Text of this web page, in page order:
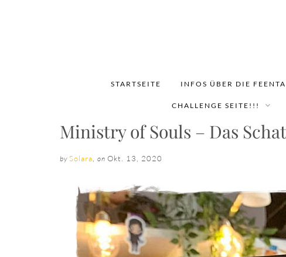
STARTSEITE INFOS ÜBER DIE
CHALLENGE SEITE!!!
Ministry of Souls – Das
by Solara on Okt. 13, 2020